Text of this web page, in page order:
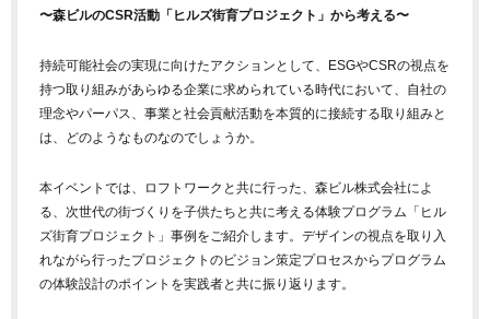
〜森ビルのCSR活動「ヒルズ街育プロジェクト」から考える〜
持続可能社会の実現に向けたアクションとして、ESGやCSRの視点を
持つ取り組みがあらゆる企業に求められている時代において、自社の
理念やパーパス、事業と社会貢献活動を本質的に接続する取り組みと
は、どのようなものなのでしょうか。
本イベントでは、ロフトワークと共に行った、森ビル株式会社によ
る、次世代の街づくりを子供たちと共に考える体験プログラム「ヒル
ズ街育プロジェクト」事例をご紹介します。デザインの視点を取り入
れながら行ったプロジェクトのビジョン策定プロセスからプログラム
の体験設計のポイントを実践者と共に振り返ります。